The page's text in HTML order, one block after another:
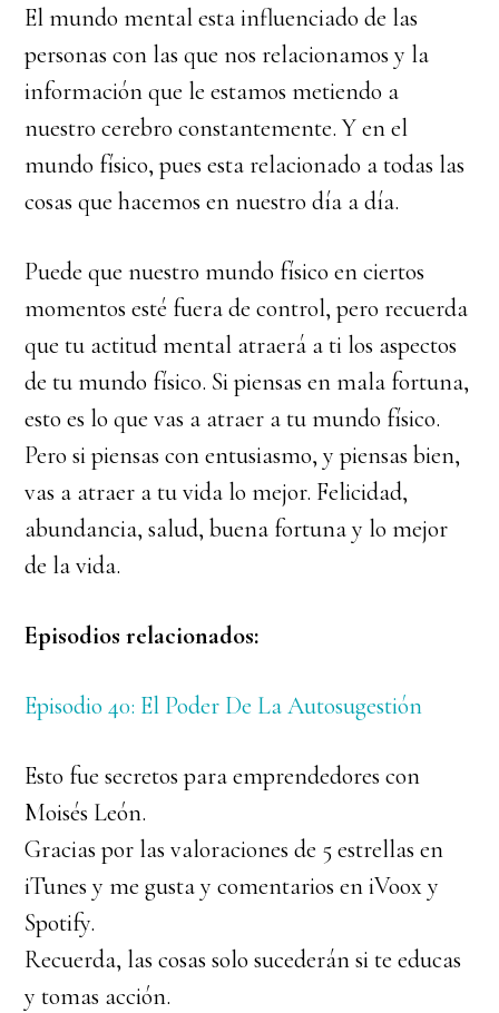
El mundo mental esta influenciado de las
personas con las que nos relacionamos y la
información que le estamos metiendo a
nuestro cerebro constantemente. Y en el
mundo físico, pues esta relacionado a todas las
cosas que hacemos en nuestro día a día.
Puede que nuestro mundo físico en ciertos
momentos esté fuera de control, pero recuerda
que tu actitud mental atraerá a ti los aspectos
de tu mundo físico. Si piensas en mala fortuna,
esto es lo que vas a atraer a tu mundo físico.
Pero si piensas con entusiasmo, y piensas bien,
vas a atraer a tu vida lo mejor. Felicidad,
abundancia, salud, buena fortuna y lo mejor
de la vida.
Episodios relacionados:
Episodio 40: El Poder De La Autosugestión
Esto fue secretos para emprendedores con
Moisés León.
Gracias por las valoraciones de 5 estrellas en
iTunes y me gusta y comentarios en iVoox y
Spotify.
Recuerda, las cosas solo sucederán si te educas
y tomas acción.